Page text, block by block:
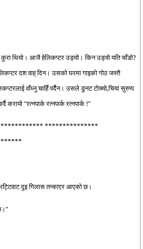
थियो। आजै हेलिकप्टर उड्यो। किन उड्यो यति चाँडो?
दश वाह् दिन। उसको घरमा गाइको गोठ जस्तै
वाँध्नु चाहिँ पर्दैन। उसले डुनट टोक्यो,चिया सुरुप्प
करायो "रत्नपार्क रत्नपार्क रत्नपार्क !"
***************
दुइ गिलास तन्काएर आएको छ।